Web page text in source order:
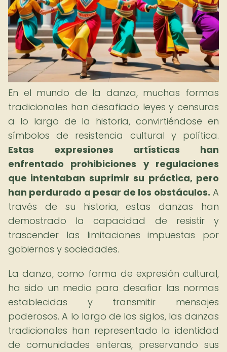
En el mundo de la danza, muchas formas
tradicionales han desafiado leyes y censuras
a lo largo de la historia, convirtiéndose en
símbolos de resistencia cultural y política.
Estas expresiones artísticas han
enfrentado prohibiciones y regulaciones
que intentaban suprimir su práctica, pero
han perdurado a pesar de los obstáculos. A
través de su historia, estas danzas han
demostrado la capacidad de resistir y
trascender las limitaciones impuestas por
gobiernos y sociedades.
La danza, como forma de expresión cultural,
ha sido un medio para desafiar las normas
establecidas y transmitir mensajes
poderosos. A lo largo de los siglos, las danzas
tradicionales han representado la identidad
de comunidades enteras, preservando sus